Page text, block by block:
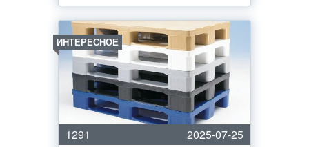
ИНТЕРЕСНОЕ
1291
2025-07-25